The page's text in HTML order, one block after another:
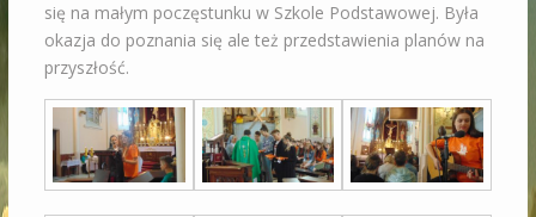
się na małym poczęstunku w Szkole Podstawowej. Była
okazja do poznania się ale też przedstawienia planów na
przyszłość.